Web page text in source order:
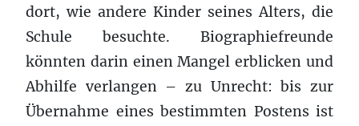
dort, wie andere Kinder seines Alters, die
Schule besuchte. Biographiefreunde
könnten darin einen Mangel erblicken und
Abhilfe verlangen – zu Unrecht: bis zur
Übernahme eines bestimmten Postens ist